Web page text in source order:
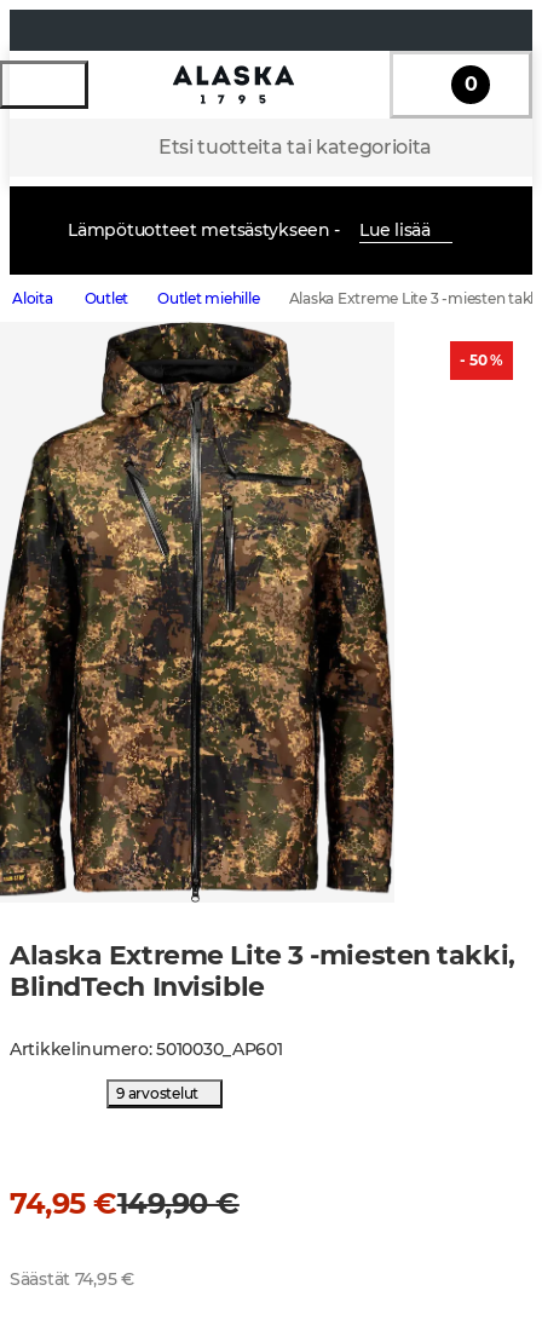
Etsi tuotteita tai kategorioita
0
Lämpötuotteet metsästykseen - Lue lisää
Aloita Outlet Outlet miehille Alaska Extreme Lite 3 -miesten
- 50 %
Alaska Extreme Lite 3 -miesten takki,
BlindTech Invisible
Artikkelinumero:5010030_AP601
9 arvostelut
74,95 €149,90 €
Säästät 74,95 €